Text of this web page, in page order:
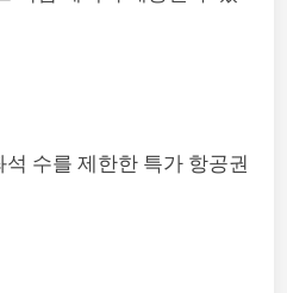
수를 제한한 특가 항공권